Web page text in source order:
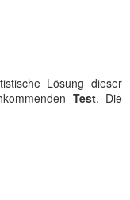
Lösung dieser
Test. Die